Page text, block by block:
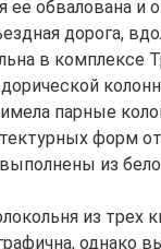
ее обвалована
дорога,
в комплексе
парные
форм
из
из трех
однако